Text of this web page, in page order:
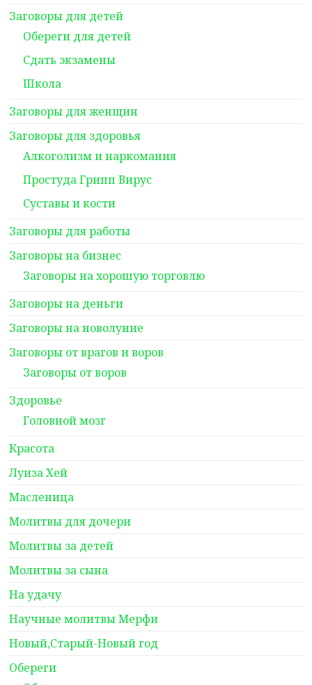
Заговоры для детей
Обереги для детей
Сдать экзамены
Школа
Заговоры для женщин
Заговоры для здоровья
Алкоголизм и наркомания
Простуда Грипп Вирус
Суставы и кости
Заговоры для работы
Заговоры на бизнес
Заговоры на хорошую торговлю
Заговоры на деньги
Заговоры на новолуние
Заговоры от врагов и воров
Заговоры от воров
Здоровье
Головной мозг
Красота
Луиза Хей
Масленица
Молитвы для дочери
Молитвы за детей
Молитвы за сына
На удачу
Научные молитвы Мерфи
Новый,Старый-Новый год
Обереги